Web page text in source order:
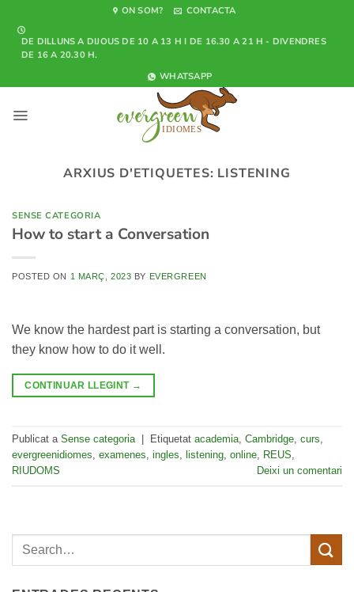
content
ON SOM? CONTACTA
DE DILLUNS A DIJOUS DE 10 A 13 H I DE 16.30 A 21 H - DIVENDRES
DE 16 A 20.30 H.
WHATSAPP
ARXIUS D'ETIQUETES: LISTENING
SENSE CATEGORIA
How to start a Conversation
POSTED ON 1 MARÇ, 2023 BY EVERGREEN
We know the hardest part is starting a conversation, but
they know how to do it well.
CONTINUAR LLEGINT →
Publicat a Sense categoria Etiquetat academia Cambridge curs
evergreenidiomes examenes ingles listening online REUS
RIUDOMS
Deixi un comentari